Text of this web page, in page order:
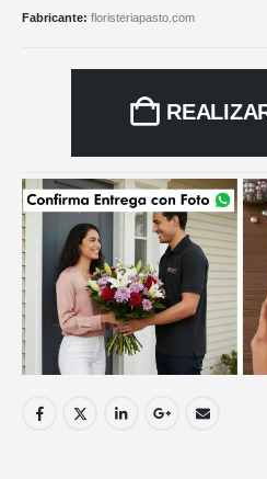
Fabricante: floristeriapasto.com